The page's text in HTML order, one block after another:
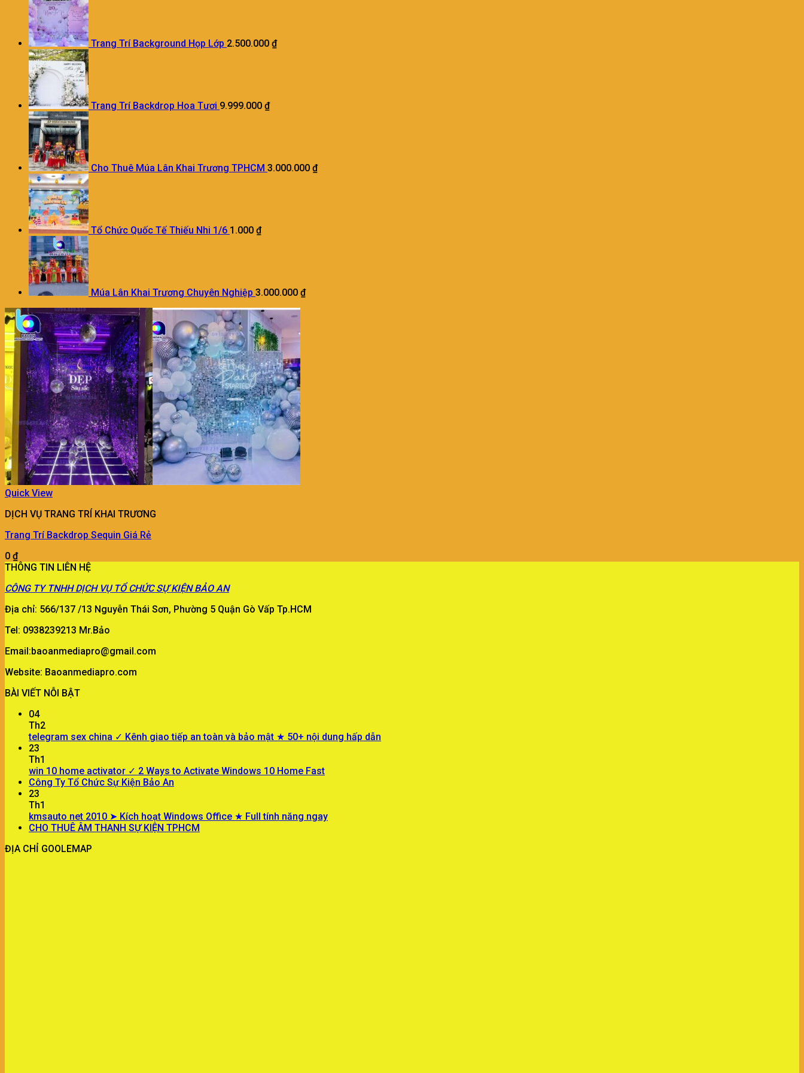
Trang Trí Background Họp Lớp 2.500.000 ₫
Trang Trí Backdrop Hoa Tươi 9.999.000 ₫
Cho Thuê Múa Lân Khai Trương TPHCM 3.000.000 ₫
Tổ Chức Quốc Tế Thiếu Nhi 1/6 1.000 ₫
Múa Lân Khai Trương Chuyên Nghiệp 3.000.000 ₫
Quick View
DỊCH VỤ TRANG TRÍ KHAI TRƯƠNG
Trang Trí Backdrop Sequin Giá Rẻ
0 ₫
THÔNG TIN LIÊN HỆ
CÔNG TY TNHH DỊCH VỤ TỔ CHỨC SỰ KIỆN BẢO AN
Địa chỉ: 566/137 /13 Nguyễn Thái Sơn, Phường 5 Quận Gò Vấp Tp.HCM
Tel: 0938239213 Mr.Bảo
Email:baoanmediapro@gmail.com
Website: Baoanmediapro.com
BÀI VIẾT NỖI BẬT
04
Th2
telegram sex china ✓ Kênh giao tiếp an toàn và bảo mật ★ 50+ nội dung hấp dẫn
23
Th1
win 10 home activator ✓ 2 Ways to Activate Windows 10 Home Fast
Công Ty Tổ Chức Sự Kiện Bảo An
23
Th1
kmsauto net 2010 ➤ Kích hoạt Windows Office ★ Full tính năng ngay
CHO THUÊ ÂM THANH SỰ KIỆN TPHCM
ĐỊA CHỈ GOOLEMAP